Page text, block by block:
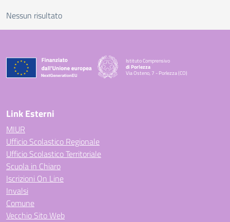
Nessun risultato
Istituto Comprensivo
di Porlezza
Via Osteno, 7 - Porlezza (CO)
Link Esterni
MIUR
Ufficio Scolastico Regionale
Ufficio Scolastico Territoriale
Scuola in Chiaro
Iscrizioni On Line
Invalsi
Comune
Vecchio Sito Web